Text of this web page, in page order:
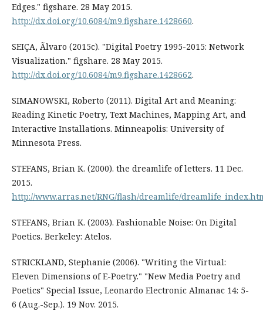
Edges." figshare. 28 May 2015.
http://dx.doi.org/10.6084/m9.figshare.1428660.
SEIÇA, Ãlvaro (2015c). "Digital Poetry 1995-2015: Network
Visualization." figshare. 28 May 2015.
http://dx.doi.org/10.6084/m9.figshare.1428662.
SIMANOWSKI, Roberto (2011). Digital Art and Meaning:
Reading Kinetic Poetry, Text Machines, Mapping Art, and
Interactive Installations. Minneapolis: University of
Minnesota Press.
STEFANS, Brian K. (2000). the dreamlife of letters. 11 Dec.
2015.
http://www.arras.net/RNG/flash/dreamlife/
STEFANS, Brian K. (2003). Fashionable Noise: On Digital
Poetics. Berkeley: Atelos.
STRICKLAND, Stephanie (2006). "Writing the Virtual:
Eleven Dimensions of E-Poetry." "New Media Poetry and
Poetics" Special Issue, Leonardo Electronic Almanac 14: 5-
6 (Aug.-Sep.). 19 Nov. 2015.